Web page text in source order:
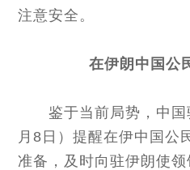
注意安全。
在伊朗中国公
鉴于当前局势，中国
月8日）提醒在伊中国公
准备，及时向驻伊朗使